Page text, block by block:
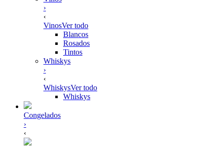
›
‹
VinosVer todo
Blancos
Rosados
Tintos
Whiskys
›
‹
WhiskysVer todo
Whiskys
Congelados
›
‹